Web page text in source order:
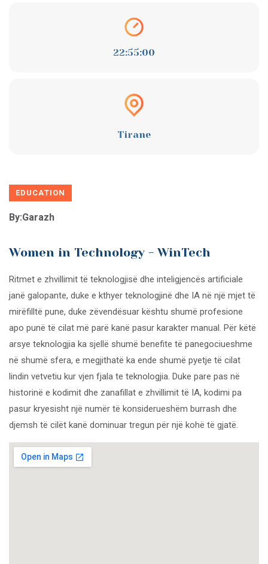
22:55:00
Tirane
EDUCATION
By:Garazh
Women in Technology - WinTech
Ritmet e zhvillimit të teknologjisë dhe inteligjencës artificiale
janë galopante, duke e kthyer teknologjinë dhe IA në një mjet të
mirëfilltë pune, duke zëvendësuar kështu shumë profesione
apo punë të cilat më parë kanë pasur karakter manual. Për këtë
arsye teknologjia ka sjellë shumë benefite të panegociueshme
në shumë sfera, e megjithatë ka ende shumë pyetje të cilat
lindin vetvetiu kur vjen fjala te teknologjia. Duke pare pas në
historinë e kodimit dhe zanafillat e zhvillimit të IA, kodimi pa
pasur kryesisht një numër të konsiderueshëm burrash dhe
djemsh të cilët kanë dominuar tregun për një kohë të gjatë.